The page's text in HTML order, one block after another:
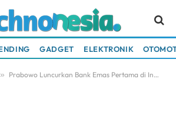
GADGET ELEKTRONIK
» Prabowo Luncurkan Bank Emas Pertama di Indonesia: Revolusi Finansial Baru